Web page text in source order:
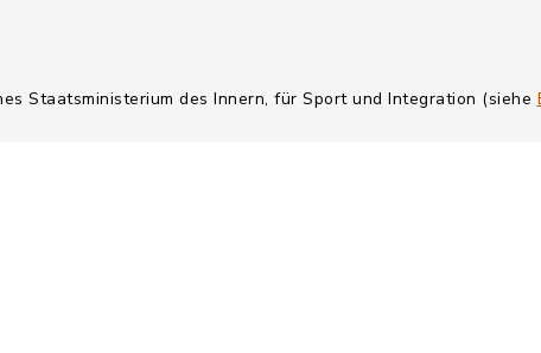
Staatsministerium des Innern, für Sport und Integration (siehe